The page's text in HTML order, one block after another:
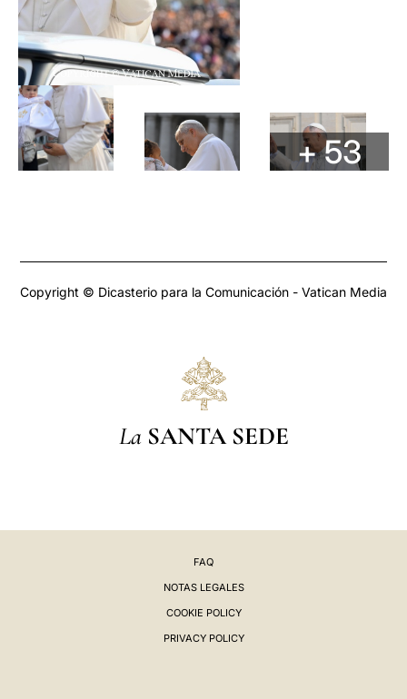
+ 53
Copyright © Dicasterio para la Comunicación - Vatican Media
La SANTA SEDE
FAQ
NOTAS LEGALES
COOKIE POLICY
PRIVACY POLICY